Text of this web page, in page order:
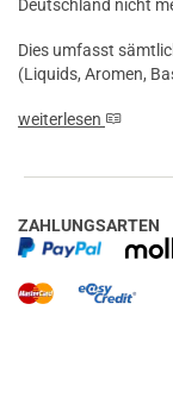
Deutschland nicht
Dies umfasst
(Liquids, Aromen,
weiterlesen
ZAHLUNGSARTEN